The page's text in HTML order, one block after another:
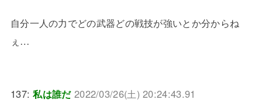
自分一人の力でどの武器どの戦技が強いとか分からね
ぇ…
137:私は誰だ 2022/03/26(土) 20:24:43.91